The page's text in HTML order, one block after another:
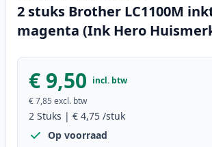
2 stuks Brother LC1100M
magenta (Ink Hero
€ 9,50 incl. btw
€ 7,85 excl. btw
2 Stuks | € 4,75 /stuk
Op voorraad